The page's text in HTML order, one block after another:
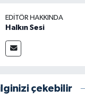
EDITÖR HAKKINDA
Halkın Sesi
çekebilir